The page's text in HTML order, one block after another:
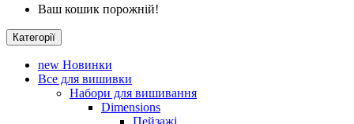
Ваш кошик порожній!
Категорії
new Новинки
Все для вишивки
Набори для вишивання
Dimensions
Пейзажі